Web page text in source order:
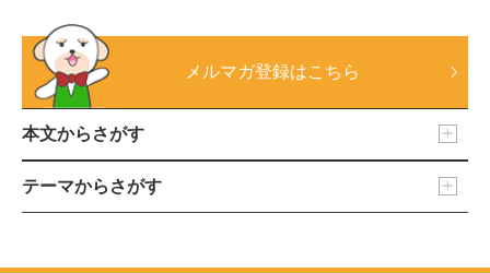
メルマガ登録はこちら
本文からさがす
テーマからさがす